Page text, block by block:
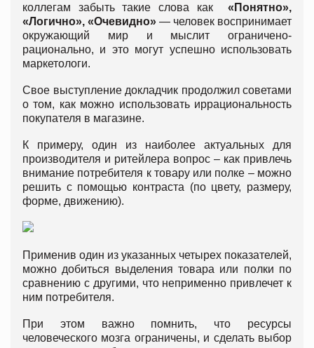
коллегам забыть такие слова как «Понятно»,
«Логично», «Очевидно» — человек воспринимает
окружающий мир и мыслит ограничено-
рационально, и это могут успешно использовать
маркетологи.
Свое выступление докладчик продолжил советами
о том, как можно использовать иррациональность
покупателя в магазине.
К примеру, один из наиболее актуальных для
производителя и ритейлера вопрос – как привлечь
внимание потребителя к товару или полке – можно
решить с помощью контраста (по цвету, размеру,
форме, движению).
Применив один из указанных четырех показателей,
можно добиться выделения товара или полки по
сравнению с другими, что неприменно привлечет к
ним потребителя.
При этом важно помнить, что ресурсы
человеческого мозга ограничены, и сделать выбор